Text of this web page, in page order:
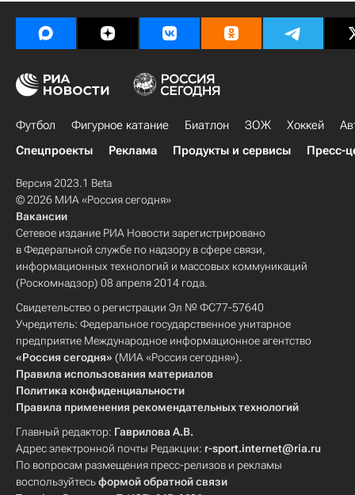
Футбол Фигурное катание Биатлон ЗОЖ Хоккей
Спецпроекты
Реклама Продукты и сервисы Пресс-
Версия 2023.1 Beta
© 2026 МИА «Россия сегодня»
Вакансии
Сетевое издание РИА Новости зарегистрировано
в Федеральной службе по надзору в сфере связи,
информационных технологий и массовых коммуникаций
(Роскомнадзор) 08 апреля 2014 года.
Свидетельство о регистрации Эл № ФС77-57640
Учредитель: Федеральное государственное унитарное
предприятие Международное информационное агентство
«Россия сегодня» (МИА «Россия сегодня»).
Правила использования материалов
Политика конфиденциальности
Правила применения рекомендательных технологий
Главный редактор: Гаврилова А.В.
Адрес электронной почты Редакции: r-sport.internet@ria.ru
По вопросам размещения пресс-релизов и рекламы
воспользуйтесьформой обратной связи